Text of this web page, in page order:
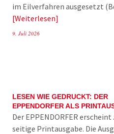
im Eilverfahren ausgesetzt
Weiterlesen
9. Juli 2026
LESEN WIE GEDRUCKT: DER
EPPENDORFER ALS
Der EPPENDORFER
seitige Printausgabe. Die